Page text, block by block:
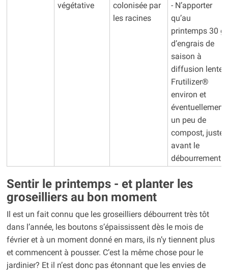
végétative
colonisée par
les racines
- N’apporter
qu’au
printemps 30 g
d’engrais de
saison à
diffusion lente
Frutilizer®
environ et
éventuellement
un peu de
compost, juste
avant le
débourrement
Sentir le printemps - et planter les
groseilliers au bon moment
Il est un fait connu que les groseilliers débourrent très tôt
dans l’année, les boutons s’épaississent dès le mois de
février et à un moment donné en mars, ils n’y tiennent plus
et commencent à pousser. C’est la même chose pour le
jardinier? Et il n’est donc pas étonnant que les envies de